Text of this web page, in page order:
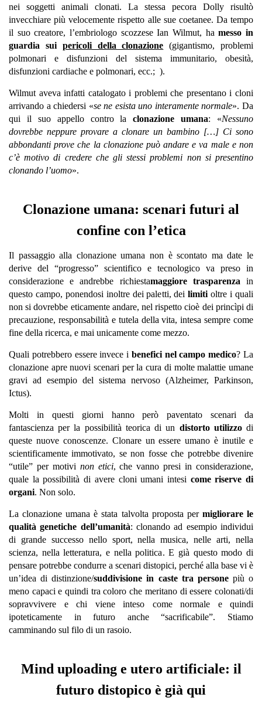
nei soggetti animali clonati. La stessa pecora Dolly risultò
invecchiare più velocemente rispetto alle sue coetanee. Da tempo
il suo creatore, l’embriologo scozzese Ian Wilmut, hamesso in
guardia sui pericoli della clonazione (gigantismo, problemi
polmonari e disfunzioni del sistema immunitario, obesità,
disfunzioni cardiache e polmonari, ecc.; ).
Wilmut aveva infatti catalogato i problemi che presentano i cloni
arrivando a chiedersi «se ne esista uno interamente normale». Da
qui il suo appello contro laclonazione umana: «Nessuno
dovrebbe neppure provare a clonare un bambino […] Ci sono
abbondanti prove che la clonazione può andare e va male e non
c’è motivo di credere che gli stessi problemi non si presentino
clonando l’uomo».
Clonazione umana: scenari futuri al
confine con l’etica
Il passaggio alla clonazione umana non è scontato ma date le
derive del “progresso” scientifico e tecnologico va preso in
considerazione e andrebbe richiestamaggiore trasparenza in
questo campo, ponendosi inoltre dei paletti, deilimiti oltre i quali
non si dovrebbe eticamente andare, nel rispetto cioè dei princìpi di
precauzione, responsabilità e tutela della vita, intesa sempre come
fine della ricerca, e mai unicamente come mezzo.
Quali potrebbero essere invece i benefici nel campo medico? La
clonazione apre nuovi scenari per la cura di molte malattie umane
gravi ad esempio del sistema nervoso (Alzheimer, Parkinson,
Ictus).
Molti in questi giorni hanno però paventato scenari da
fantascienza per la possibilità teorica di un distorto utilizzodi
queste nuove conoscenze. Clonare un essere umano è inutile e
scientificamente immotivato, se non fosse che potrebbe divenire
“utile” per motivi non etici, che vanno presi in considerazione,
quale la possibilità di avere cloni umani intesi come riserve di
organi. Non solo.
La clonazione umana è stata talvolta proposta per migliorare le
qualità genetiche dell’umanità: clonando ad esempio individui
di grande successo nello sport, nella musica, nelle arti, nella
scienza, nella letteratura, e nella politica. E già questo modo di
pensare potrebbe condurre a scenari distopici, perché alla base vi è
un’idea di distinzione/suddivisione in caste tra personepiù o
meno capaci e quindi tra coloro che meritano di essere colonati/di
sopravvivere e chi viene inteso come normale e quindi
ipoteticamente in futuro anche “sacrificabile”. Stiamo
camminando sul filo di un rasoio.
Mind uploading e utero artificiale: il
futuro distopico è già qui